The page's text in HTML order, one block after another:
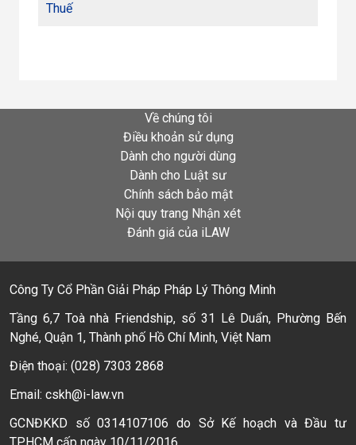
Thuế
Về chúng tôi
Điều khoản sử dụng
Dành cho người dùng
Dành cho Luật sư
Chính sách bảo mật
Nội quy trang Nhận xét
Đánh giá của iLAW
Công Ty Cổ Phần Giải Pháp Pháp Lý Thông Minh
Tầng 6,7 Toà nhà Friendship, số 31 Lê Duẩn, Phường Bến
Nghé, Quận 1, Thành phố Hồ Chí Minh, Việt Nam
Điện thoại: (028) 7303 2868
Email: cskh@i-law.vn
GCNĐKKD số 0314107106 do Sở Kế hoạch và Đầu tư